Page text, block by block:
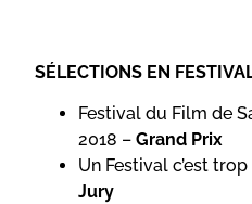
SÉLECTIONS EN
Festival du Film de
2018 – Grand Prix
Un Festival c’est
Jury